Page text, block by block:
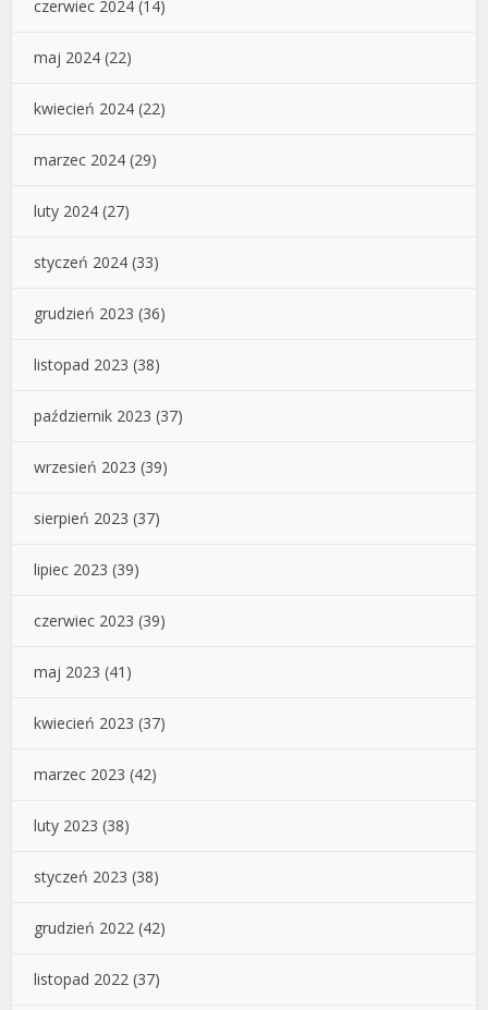
czerwiec 2024 (14)
maj 2024 (22)
kwiecień 2024 (22)
marzec 2024 (29)
luty 2024 (27)
styczeń 2024 (33)
grudzień 2023 (36)
listopad 2023 (38)
październik 2023 (37)
wrzesień 2023 (39)
sierpień 2023 (37)
lipiec 2023 (39)
czerwiec 2023 (39)
maj 2023 (41)
kwiecień 2023 (37)
marzec 2023 (42)
luty 2023 (38)
styczeń 2023 (38)
grudzień 2022 (42)
listopad 2022 (37)